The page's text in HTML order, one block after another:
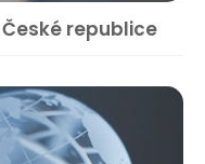
republice